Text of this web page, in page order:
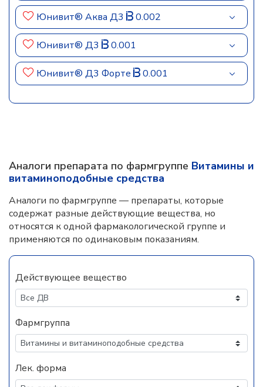
Юнивит® Аква Д3 0.002
Юнивит® Д3 0.001
Юнивит® Д3 Форте 0.001
Аналоги препарата по фармгруппе Витамины и
витаминоподобные средства
Аналоги по фармгруппе — препараты, которые
содержат разные действующие вещества, но
относятся к одной фармакологической группе и
применяются по одинаковым показаниям.
Действующее вещество
Фармгруппа
Лек. форма